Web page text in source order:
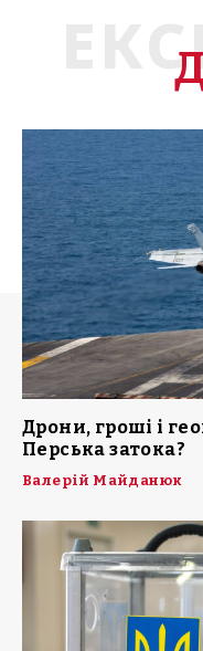
Дрони, гроші і
Перська затока?
Валерій Майданюк